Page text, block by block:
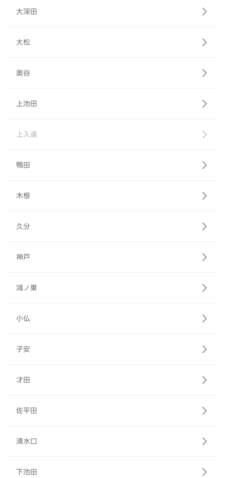
大深田
大松
奥谷
上池田
上入道
鴨田
木根
久分
神戸
鴻ノ巣
小仏
子安
才田
佐平田
清水口
下池田